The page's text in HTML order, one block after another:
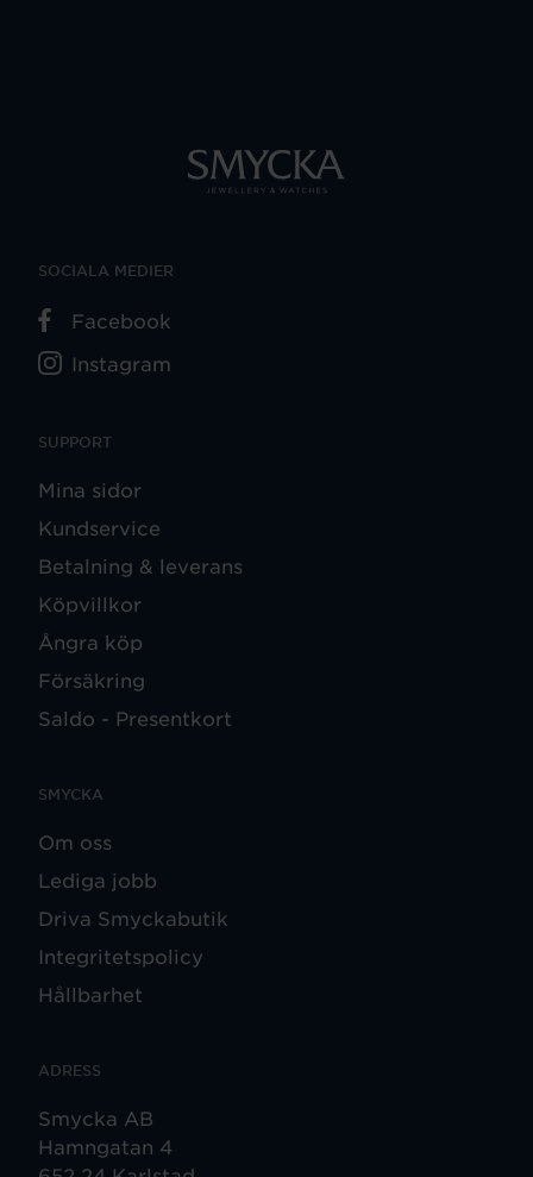
SUPPORT
Mina sidor
Kundservice
Betalning & leverans
Köpvillkor
Ångra köp
Försäkring
Saldo - Presentkort
SMYCKA
Om oss
Lediga jobb
Driva Smyckabutik
Integritetspolicy
Hållbarhet
ADRESS
Smycka AB
Hamngatan 4
SOCIALA MEDIER
Facebook
Instagram